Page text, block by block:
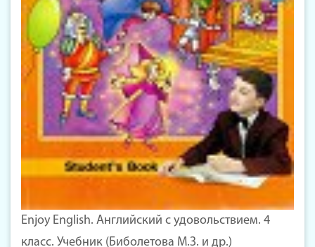
Enjoy English. Английский с удовольствием. 4
класс. Учебник (Биболетова М.З. и др.)